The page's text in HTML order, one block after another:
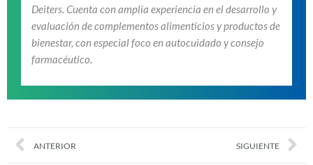
Deiters. Cuenta con amplia experiencia en el desarrollo y
evaluación de complementos alimenticios y productos de
bienestar, con especial foco en autocuidado y consejo
farmacéutico.
PrevANTERIOR SIGUIENTE